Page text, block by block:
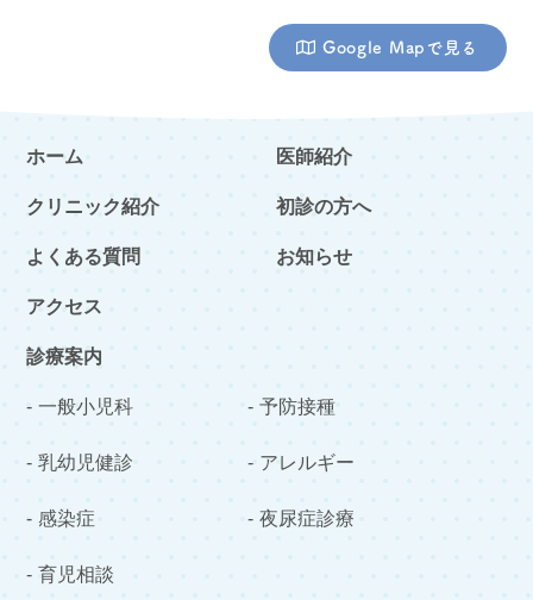
Google Mapで見る
ホーム 医師紹介
クリニック紹介 初診の方へ
よくある質問 お知らせ
アクセス
診療案内
一般小児科 予防接種
乳幼児健診 アレルギー
感染症 夜尿症診療
育児相談